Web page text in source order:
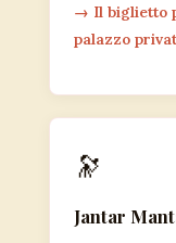
→ Il biglietto
palazzo
🔭
Jantar